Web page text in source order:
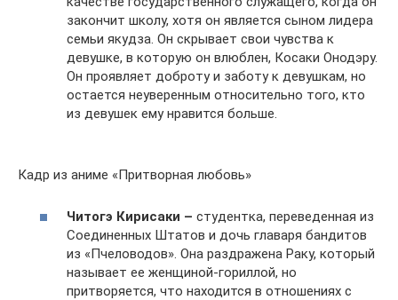
закончит школу, хотя он является сыном лидера
семьи якудза. Он скрывает свои чувства к
девушке, в которую он влюблен, Косаки Онодэру.
Он проявляет доброту и заботу к девушкам, но
остается неуверенным относительно того, кто
из девушек ему нравится больше.
Кадр из аниме «Притворная любовь»
Читогэ Кирисаки – студентка, переведенная из
Соединенных Штатов и дочь главаря бандитов
из «Пчеловодов». Она раздражена Раку, который
называет ее женщиной-гориллой, но
притворяется, что находится в отношениях с